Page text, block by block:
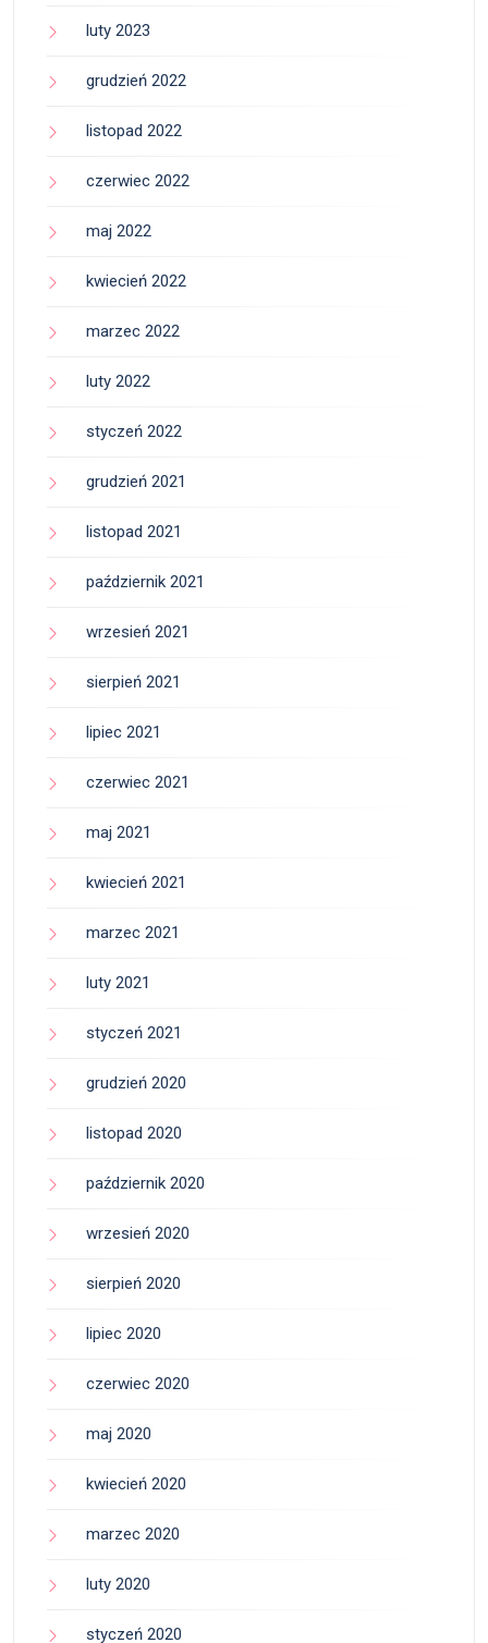
luty 2023
grudzień 2022
listopad 2022
czerwiec 2022
maj 2022
kwiecień 2022
marzec 2022
luty 2022
styczeń 2022
grudzień 2021
listopad 2021
październik 2021
wrzesień 2021
sierpień 2021
lipiec 2021
czerwiec 2021
maj 2021
kwiecień 2021
marzec 2021
luty 2021
styczeń 2021
grudzień 2020
listopad 2020
październik 2020
wrzesień 2020
sierpień 2020
lipiec 2020
czerwiec 2020
maj 2020
kwiecień 2020
marzec 2020
luty 2020
styczeń 2020